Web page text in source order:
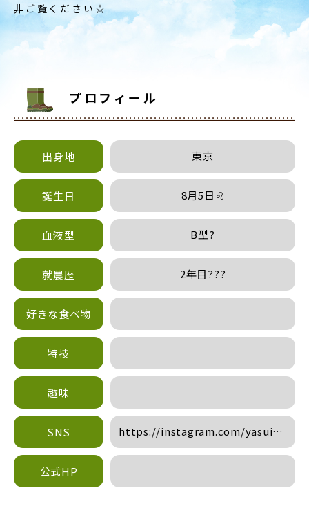
非ご覧ください☆
プロフィール
出身地 東京
誕生日 8月5日♌︎
血液型 B型?
就農歴 2年目??‍?
好きな食べ物
特技
趣味
SNS
https://instagram.com/
utm_medium=copy_link
公式HP